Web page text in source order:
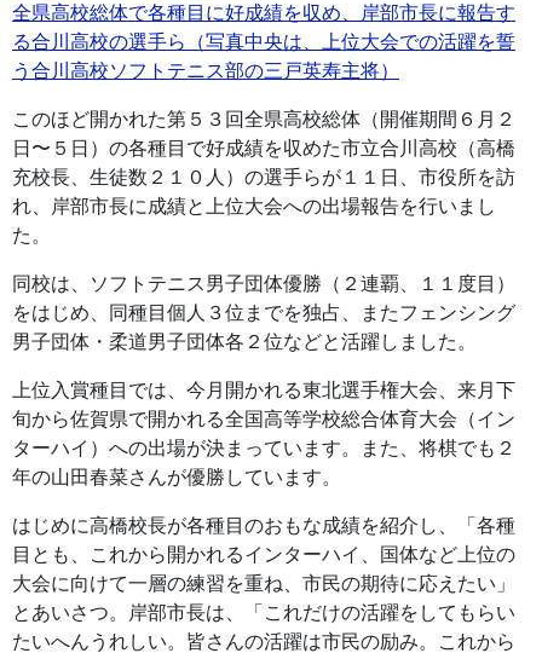
全県高校総体で各種目に好成績を収め、岸部市長に報告す
る合川高校の選手ら（写真中央は、上位大会での活躍を誓
う合川高校ソフトテニス部の三戸英寿主将）
このほど開かれた第５３回全県高校総体（開催期間６月２
日〜５日）の各種目で好成績を収めた市立合川高校（高橋
充校長、生徒数２１０人）の選手らが１１日、市役所を訪
れ、岸部市長に成績と上位大会への出場報告を行いまし
た。
同校は、ソフトテニス男子団体優勝（２連覇、１１度目）
をはじめ、同種目個人３位までを独占、またフェンシング
男子団体・柔道男子団体各２位などと活躍しました。
上位入賞種目では、今月開かれる東北選手権大会、来月下
旬から佐賀県で開かれる全国高等学校総合体育大会（イン
ターハイ）への出場が決まっています。また、将棋でも２
年の山田春菜さんが優勝しています。
はじめに高橋校長が各種目のおもな成績を紹介し、「各種
目とも、これから開かれるインターハイ、国体など上位の
大会に向けて一層の練習を重ね、市民の期待に応えたい」
とあいさつ。岸部市長は、「これだけの活躍をしてもらい
たいへんうれしい。皆さんの活躍は市民の励み。これから